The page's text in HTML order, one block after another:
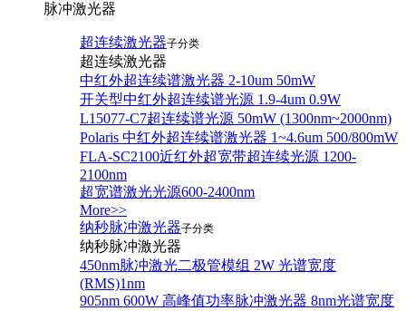
脉冲激光器
超连续激光器子分类
超连续激光器
中红外超连续谱激光器 2-10um 50mW
开关型中红外超连续谱光源 1.9-4um 0.9W
L15077-C7超连续谱光源 50mW (1300nm~2000nm)
Polaris 中红外超连续谱激光器 1~4.6um 500/800mW
FLA-SC2100近红外超宽带超连续光源 1200-
2100nm
超宽谱激光光源600-2400nm
More>>
纳秒脉冲激光器子分类
纳秒脉冲激光器
450nm脉冲激光二极管模组 2W 光谱宽度
(RMS)1nm
905nm 600W 高峰值功率脉冲激光器 8nm光谱宽度